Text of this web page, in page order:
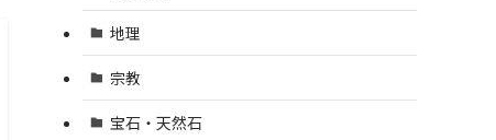
地理
宗教
宝石・天然石